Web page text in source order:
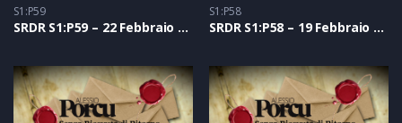
S1:P59
SRDR S1:P59 – 22 Febbraio 2021
S1:P58
SRDR S1:P58 – 19 Febbraio 2021